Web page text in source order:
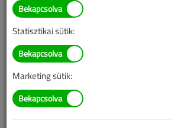
Áttekintő táblázat
Rugós, nyitható
vezetékösszekötők
Statisztikai sütik:
Marketing sütik: